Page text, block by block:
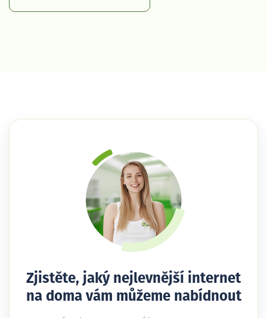
Zjistěte, jaký nejlevnější internet
na doma vám můžeme nabídnout